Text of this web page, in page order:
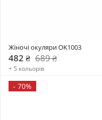
Жіночі окуляри OK1003
482 ₴ 689 ₴
+ 5 кольорів
- 70%